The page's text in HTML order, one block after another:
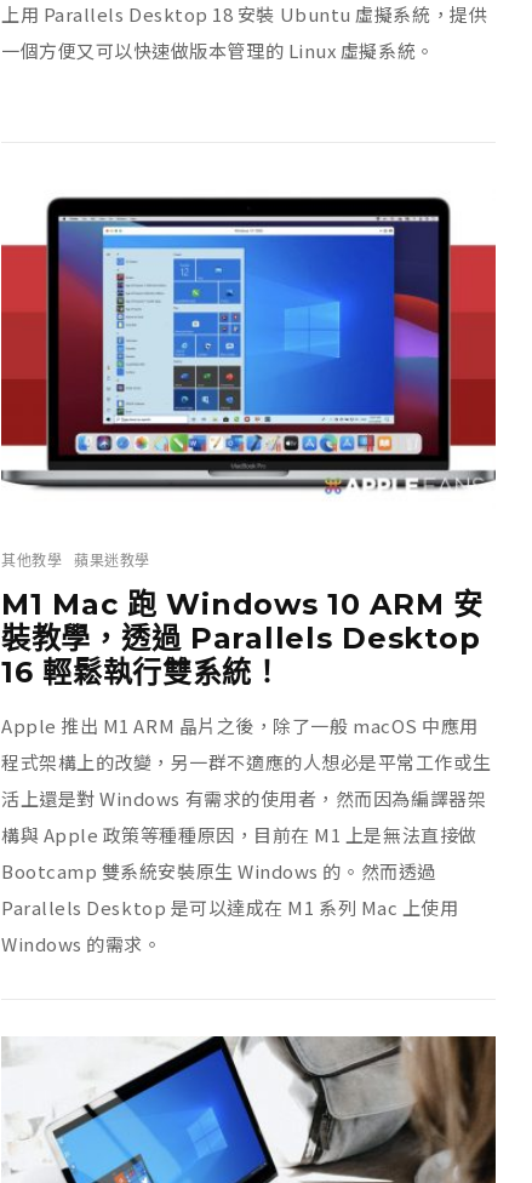
上用 Parallels Desktop 18 安裝 Ubuntu 虛擬系統，提供
一個方便又可以快速做版本管理的 Linux 虛擬系統。
其他教學 蘋果迷教學
M1 Mac 跑 Windows 10 ARM 安
裝教學，透過 Parallels Desktop
16 輕鬆執行雙系統！
Apple 推出 M1 ARM 晶片之後，除了一般 macOS 中應用
程式架構上的改變，另一群不適應的人想必是平常工作或生
活上還是對 Windows 有需求的使用者，然而因為編譯器架
構與 Apple 政策等種種原因，目前在 M1 上是無法直接做
Bootcamp 雙系統安裝原生 Windows 的。然而透過
Parallels Desktop 是可以達成在 M1 系列 Mac 上使用
Windows 的需求。